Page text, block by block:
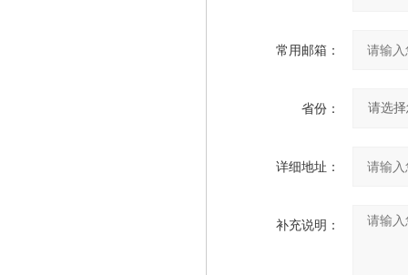
常用邮箱：
省份：
详细地址：
补充说明：